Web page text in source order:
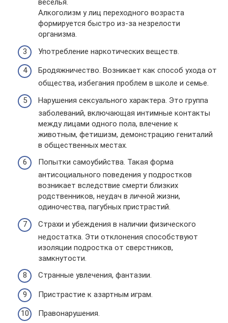
веселья.
Алкоголизм у лиц переходного возраста
формируется быстро из-за незрелости
организма.
Употребление наркотических веществ.
Бродяжничество. Возникает как способ ухода от
общества, избегания проблем в школе и семье.
Нарушения сексуального характера. Это группа
заболеваний, включающая интимные контакты
между лицами одного пола, влечение к
животным, фетишизм, демонстрацию гениталий
в общественных местах.
Попытки самоубийства. Такая форма
антисоциального поведения у подростков
возникает вследствие смерти близких
родственников, неудач в личной жизни,
одиночества, пагубных пристрастий.
Страхи и убеждения в наличии физического
недостатка. Эти отклонения способствуют
изоляции подростка от сверстников,
замкнутости.
Странные увлечения, фантазии.
Пристрастие к азартным играм.
Правонарушения.